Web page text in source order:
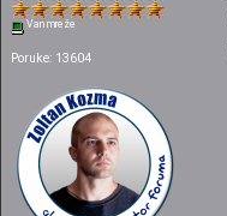
Van mreže
Poruke: 13604